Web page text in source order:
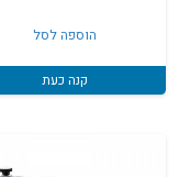
הוספה לסל
קנה כעת